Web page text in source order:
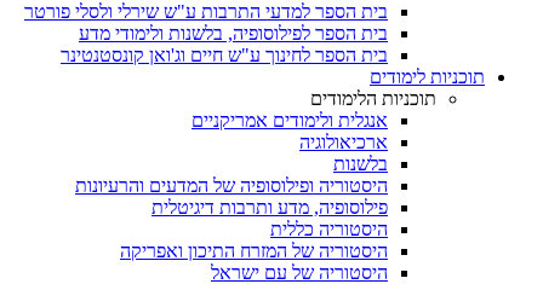
בית הספר למדעי התרבות ע"ש שירלי ולסלי פורטר
בית הספר לפילוסופיה, בלשנות ולימודי מדע
בית הספר לחינוך ע"ש חיים וג'ואן קונסטנטינר
תוכניות לימודים
תוכניות הלימודים
אנגלית ולימודים אמריקניים
ארכיאולוגיה
בלשנות
היסטוריה ופילוסופיה של המדעים והרעיונות
פילוסופיה, מדע ותרבות דיגיטלית
היסטוריה כללית
היסטוריה של המזרח התיכון ואפריקה
היסטוריה של עם ישראל